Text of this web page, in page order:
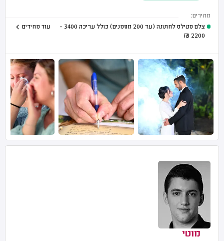
מחירים:
צלם סטילס לחתונה (עד 200 מוזמנים) כולל עריכה
3400 -
2200
₪
עוד מחירים
מוטי